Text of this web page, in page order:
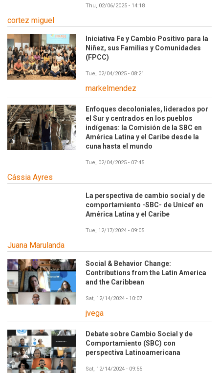
Thu, 02/06/2025 - 14:18
cortez miguel
Iniciativa Fe y Cambio Positivo para la
Niñez, sus Familias y Comunidades
(FPCC)
Tue, 02/04/2025 - 08:21
markelmendez
Enfoques decoloniales, liderados por
el Sur y centrados en los pueblos
indígenas: la Comisión de la SBC en
América Latina y el Caribe desde la
cuna hasta el mundo
Tue, 02/04/2025 - 07:45
Cássia Ayres
La perspectiva de cambio social y de
comportamiento -SBC- de Unicef en
América Latina y el Caribe
Tue, 12/17/2024 - 09:05
Juana Marulanda
Social & Behavior Change:
Contributions from the Latin America
and the Caribbean
Sat, 12/14/2024 - 10:07
jvega
Debate sobre Cambio Social y de
Comportamiento (SBC) con
perspectiva Latinoamericana
Sat, 12/14/2024 - 09:55